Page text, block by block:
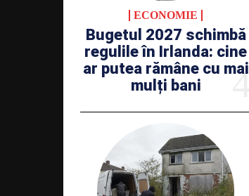
ECONOMIE
Bugetul 2027 schimbă
regulile în Irlanda: cine
ar putea rămâne cu mai
mulți bani